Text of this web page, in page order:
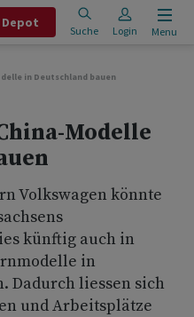
Depot
Suche Login Menu
in Deutschland bauen
Modelle
Volkswagen könnte
künftig auch in
in
Dadurch liessen sich
und Arbeitsplätze